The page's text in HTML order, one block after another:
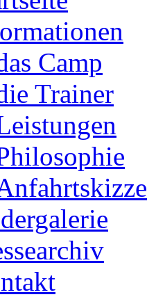
Camp
Trainer